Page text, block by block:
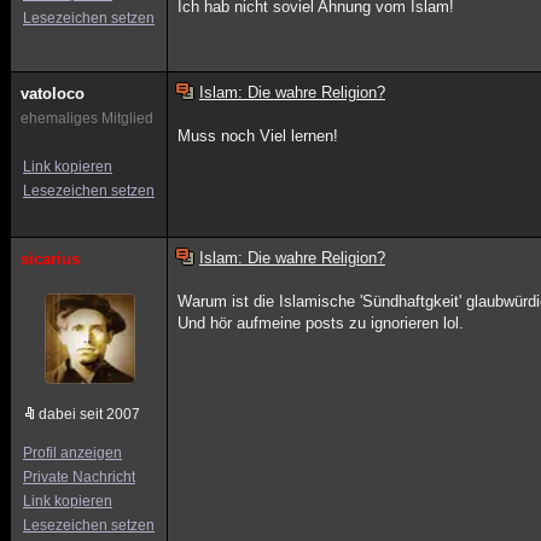
Lesezeichen setzen
Ich hab nicht soviel Ahnung vom Islam!
vatoloco
ehemaliges Mitglied
Link kopieren
Lesezeichen setzen
Islam: Die wahre Religion?
Muss noch Viel lernen!
sicarius
dabei seit 2007
Profil anzeigen
Private Nachricht
Link kopieren
Lesezeichen setzen
Islam: Die wahre Religion?
Warum ist die Islamische 'Sündhaftgkeit'
Und hör aufmeine posts zu ignorieren lol.